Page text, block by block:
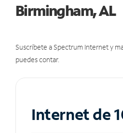
Birmingham, AL
Suscríbete a Spectrum Internet y
puedes contar.
Internet de